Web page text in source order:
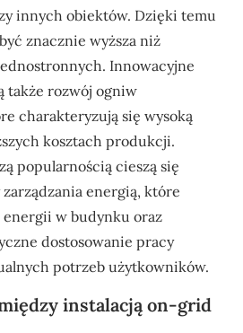
innych obiektów. Dzięki temu
znacznie wyższa niż
Innowacyjne
także rozwój ogniw
charakteryzują się wysoką
kosztach produkcji.
popularnością cieszą się
energią, które
w budynku oraz
dostosowanie pracy
potrzeb użytkowników.
instalacją on-grid